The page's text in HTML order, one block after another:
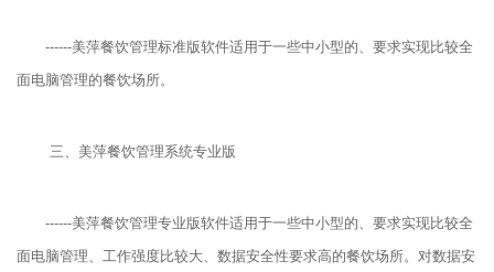
------美萍餐饮管理标准版软件适用于一些中小型的、要求实现比较全
面电脑管理的餐饮场所。
三、美萍餐饮管理系统专业版
------美萍餐饮管理专业版软件适用于一些中小型的、要求实现比较全
面电脑管理、工作强度比较大、数据安全性要求高的餐饮场所。对数据安